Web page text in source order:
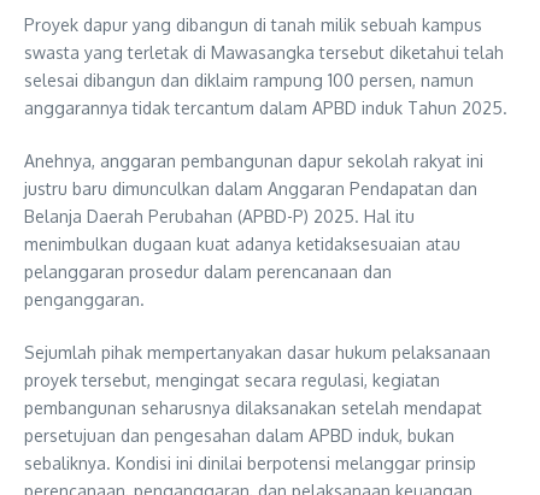
Proyek dapur yang dibangun di tanah milik sebuah kampus
swasta yang terletak di Mawasangka tersebut diketahui telah
selesai dibangun dan diklaim rampung 100 persen, namun
anggarannya tidak tercantum dalam APBD induk Tahun 2025.
Anehnya, anggaran pembangunan dapur sekolah rakyat ini
justru baru dimunculkan dalam Anggaran Pendapatan dan
Belanja Daerah Perubahan (APBD-P) 2025. Hal itu
menimbulkan dugaan kuat adanya ketidaksesuaian atau
pelanggaran prosedur dalam perencanaan dan
penganggaran.
Sejumlah pihak mempertanyakan dasar hukum pelaksanaan
proyek tersebut, mengingat secara regulasi, kegiatan
pembangunan seharusnya dilaksanakan setelah mendapat
persetujuan dan pengesahan dalam APBD induk, bukan
sebaliknya. Kondisi ini dinilai berpotensi melanggar prinsip
perencanaan, penganggaran, dan pelaksanaan keuangan